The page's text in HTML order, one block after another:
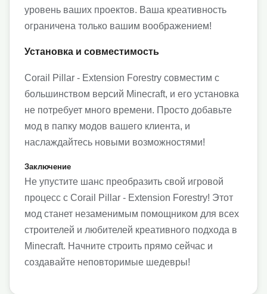
уровень ваших проектов. Ваша креативность
ограничена только вашим воображением!
Установка и совместимость
Corail Pillar - Extension Forestry совместим с
большинством версий Minecraft, и его установка
не потребует много времени. Просто добавьте
мод в папку модов вашего клиента, и
наслаждайтесь новыми возможностями!
Заключение
Не упустите шанс преобразить свой игровой
процесс с Corail Pillar - Extension Forestry! Этот
мод станет незаменимым помощником для всех
строителей и любителей креативного подхода в
Minecraft. Начните строить прямо сейчас и
создавайте неповторимые шедевры!